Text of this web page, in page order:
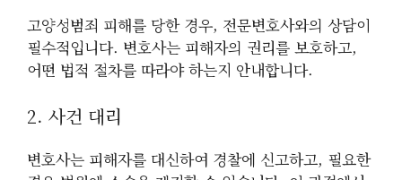
고양성범죄 피해를 당한 경우, 전문변호사와의 상담이
필수적입니다. 변호사는 피해자의 권리를 보호하고,
어떤 법적 절차를 따라야 하는지 안내합니다.
2. 사건 대리
변호사는 피해자를 대신하여 경찰에 신고하고, 필요한